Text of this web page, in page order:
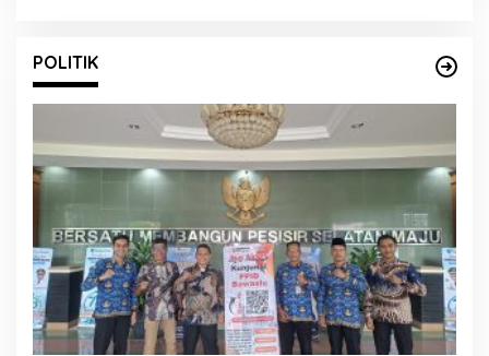
POLITIK